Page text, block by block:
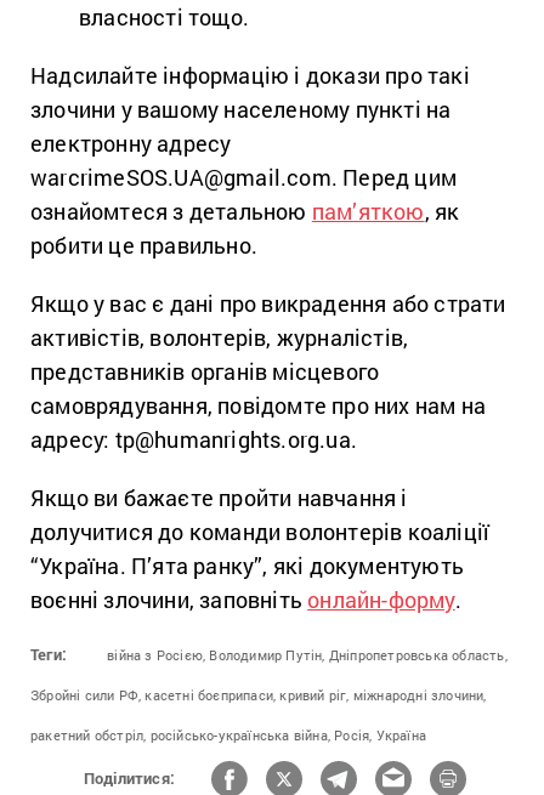
власності тощо.
Надсилайте інформацію і докази про такі
злочини у вашому населеному пункті на
електронну адресу
warcrimeSOS.UA@gmail.com. Перед цим
ознайомтеся з детальною пам’яткою, як
робити це правильно.
Якщо у вас є дані про викрадення або страти
активістів, волонтерів, журналістів,
представників органів місцевого
самоврядування, повідомте про них нам на
адресу: tp@humanrights.org.ua.
Якщо ви бажаєте пройти навчання і
долучитися до команди волонтерів коаліції
“Україна. П’ята ранку”, які документують
воєнні злочини, заповніть онлайн-форму.
Теги: війна з Росією, Володимир Путін, Дніпропетровська область,
Збройні сили РФ, касетні боєприпаси, кривий ріг, міжнародні злочини,
ракетний обстріл, російсько-українська війна, Росія, Україна
Поділитися: